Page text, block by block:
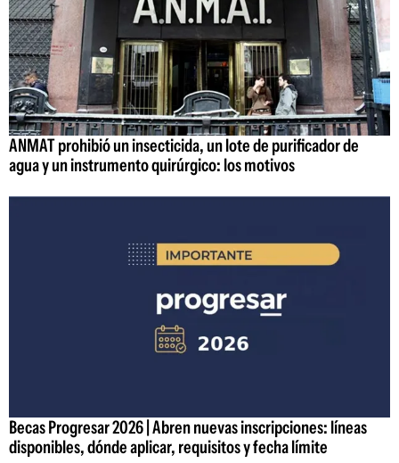
ANMAT prohibió un insecticida, un lote de purificador de
agua y un instrumento quirúrgico: los motivos
Becas Progresar 2026 | Abren nuevas inscripciones: líneas
disponibles, dónde aplicar, requisitos y fecha límite